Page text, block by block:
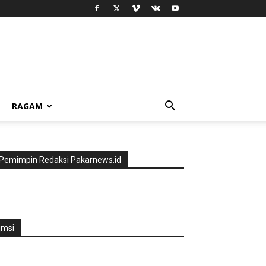
RAGAM
Pemimpin Redaksi Pakarnews.id